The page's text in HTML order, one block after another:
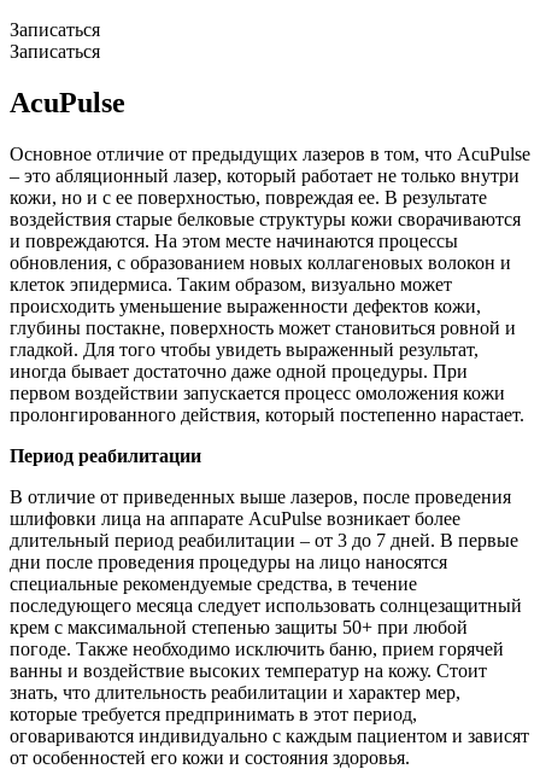
Записаться
Записаться
AcuPulse
Основное отличие от предыдущих лазеров в том, что AcuPulse
– это абляционный лазер, который работает не только внутри
кожи, но и с ее поверхностью, повреждая ее. В результате
воздействия старые белковые структуры кожи сворачиваются
и повреждаются. На этом месте начинаются процессы
обновления, с образованием новых коллагеновых волокон и
клеток эпидермиса. Таким образом, визуально может
происходить уменьшение выраженности дефектов кожи,
глубины постакне, поверхность может становиться ровной и
гладкой. Для того чтобы увидеть выраженный результат,
иногда бывает достаточно даже одной процедуры. При
первом воздействии запускается процесс омоложения кожи
пролонгированного действия, который постепенно нарастает.
Период реабилитации
В отличие от приведенных выше лазеров, после проведения
шлифовки лица на аппарате AcuPulse возникает более
длительный период реабилитации – от 3 до 7 дней. В первые
дни после проведения процедуры на лицо наносятся
специальные рекомендуемые средства, в течение
последующего месяца следует использовать солнцезащитный
крем с максимальной степенью защиты 50+ при любой
погоде. Также необходимо исключить баню, прием горячей
ванны и воздействие высоких температур на кожу. Стоит
знать, что длительность реабилитации и характер мер,
которые требуется предпринимать в этот период,
оговариваются индивидуально с каждым пациентом и зависят
от особенностей его кожи и состояния здоровья.